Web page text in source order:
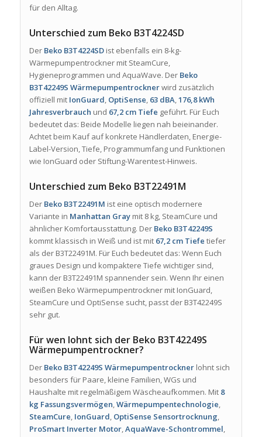
für den Alltag.
Unterschied zum Beko B3T4224SD
Der Beko B3T4224SDist ebenfalls ein 8-kg-
Wärmepumpentrockner mit SteamCure,
Hygieneprogrammen und AquaWave. Der Beko
B3T42249S Wärmepumpentrocknerwird zusätzlich
offiziell mit IonGuard, OptiSense, 63 dBA,176,8 kWh
Jahresverbrauch und 67,2 cm Tiefe geführt. Für Euch
bedeutet das: Beide Modelle liegen nah beieinander.
Achtet beim Kauf auf konkrete Händlerdaten, Energie-
Label-Version, Tiefe, Programmumfang und Funktionen
wie IonGuard oder Stiftung-Warentest-Hinweis.
Unterschied zum Beko B3T22491M
Der Beko B3T22491M ist eine optisch modernere
Variante in Manhattan Graymit 8 kg, SteamCure und
ähnlicher Komfortausstattung. Der Beko B3T42249S
kommt klassisch in Weiß und ist mit 67,2 cm Tiefe tiefer
als der B3T22491M. Für Euch bedeutet das: Wenn Euch
graues Design und kompaktere Tiefe wichtiger sind,
kann der B3T22491M spannender sein. Wenn Ihr einen
weißen Beko Wärmepumpentrockner mit IonGuard,
SteamCure und OptiSense sucht, passt der B3T42249S
sehr gut.
Für wen lohnt sich der Beko B3T42249S
Wärmepumpentrockner?
Der Beko B3T42249S Wärmepumpentrocknerlohnt sich
besonders für Paare, kleine Familien, WGs und
Haushalte mit regelmäßigem Wäscheaufkommen. Mit 8
kg Fassungsvermögen,Wärmepumpentechnologie,
SteamCure, IonGuard, OptiSense Sensortrocknung,
ProSmart Inverter Motor,AquaWave-Schontrommel,